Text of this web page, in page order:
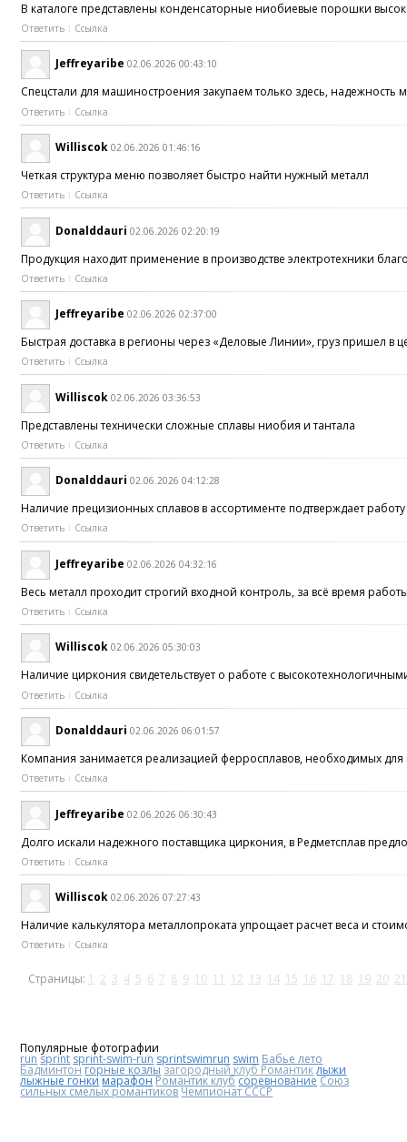
В каталоге представлены конденсаторные ниобиевые порошки
Ответить Ссылка
Jeffreyaribe 02.06.2026 00:43:10
Спецстали для машиностроения закупаем только здесь,
Ответить Ссылка
Williscok 02.06.2026 01:46:16
Четкая структура меню позволяет быстро найти нужный металл
Ответить Ссылка
Donalddauri 02.06.2026 02:20:19
Продукция находит применение в производстве электротехники
Ответить Ссылка
Jeffreyaribe 02.06.2026 02:37:00
Быстрая доставка в регионы через «Деловые Линии», груз пришел в
Ответить Ссылка
Williscok 02.06.2026 03:36:53
Представлены технически сложные сплавы ниобия и тантала
Ответить Ссылка
Donalddauri 02.06.2026 04:12:28
Наличие прецизионных сплавов в ассортименте подтверждает
Ответить Ссылка
Jeffreyaribe 02.06.2026 04:32:16
Весь металл проходит строгий входной контроль, за всё время
Ответить Ссылка
Williscok 02.06.2026 05:30:03
Наличие циркония свидетельствует о работе с
Ответить Ссылка
Donalddauri 02.06.2026 06:01:57
Компания занимается реализацией ферросплавов, необходимых для
Ответить Ссылка
Jeffreyaribe 02.06.2026 06:30:43
Долго искали надежного поставщика циркония, в Редметсплав
Ответить Ссылка
Williscok 02.06.2026 07:27:43
Наличие калькулятора металлопроката упрощает расчет веса и
Ответить Ссылка
Страницы: 1 2 3 4 5 6 7 8 9 10 11 12 13 14 15 16 17 18 19 20 21
Популярные фотографии
run sprint sprint-swim-run sprintswimrun swim Бабье лето
Бадминтонгорные козлы загородный клуб Романтиклыжи
лыжные гонки марафонРомантик клубсоревнованиеСоюз
сильных смелых романтиковЧемпионат СССР